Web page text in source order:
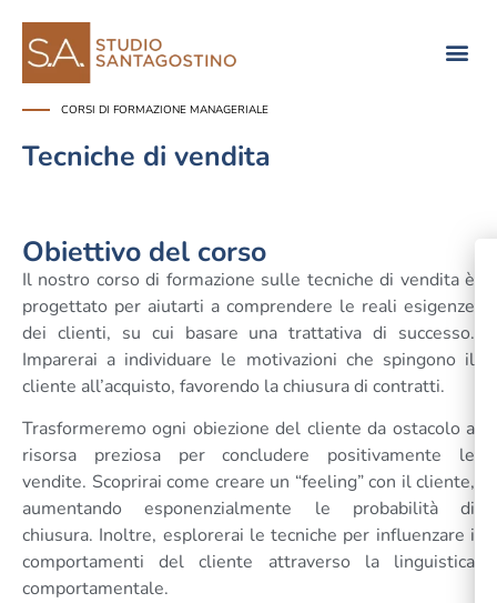
CORSI DI FORMAZIONE MANAGERIALE
Tecniche di vendita
Obiettivo del corso
Il nostro corso di formazione sulle tecniche di vendita è
progettato per aiutarti a comprendere le reali esigenze
dei clienti, su cui basare una trattativa di successo.
Imparerai a individuare le motivazioni che spingono il
cliente all’acquisto, favorendo la chiusura di contratti.
Trasformeremo ogni obiezione del cliente da ostacolo a
risorsa preziosa per concludere positivamente le
vendite. Scoprirai come creare un “feeling” con il cliente,
aumentando esponenzialmente le probabilità di
chiusura. Inoltre, esplorerai le tecniche per influenzare i
comportamenti del cliente attraverso la linguistica
comportamentale.